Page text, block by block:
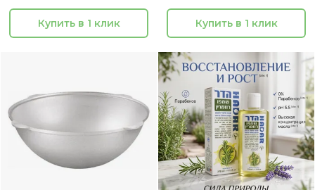
Купить в 1 клик Купить в 1 клик